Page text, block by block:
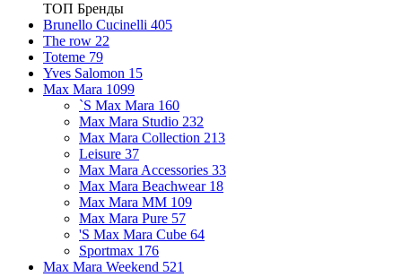
ТОП Бренды
Brunello Cucinelli 405
The row 22
Toteme 79
Yves Salomon 15
Max Mara 1099
`S Max Mara 160
Max Mara Studio 232
Max Mara Collection 213
Leisure 37
Max Mara Accessories 33
Max Mara Beachwear 18
Max Mara MM 109
Max Mara Pure 57
'S Max Mara Cube 64
Sportmax 176
Max Mara Weekend 521